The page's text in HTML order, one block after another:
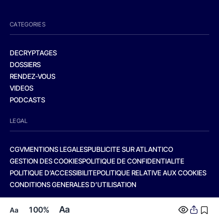
Aa 100% Aa
CATEGORIES
DECRYPTAGES
DOSSIERS
RENDEZ-VOUS
VIDEOS
PODCASTS
LEGAL
CGVMENTIONS LEGALESPUBLICITE SUR ATLANTICO
GESTION DES COOKIESPOLITIQUE DE CONFIDENTIALITE
POLITIQUE D’ACCESSIBILITEPOLITIQUE RELATIVE AUX COOKIES
CONDITIONS GENERALES D’UTILISATION